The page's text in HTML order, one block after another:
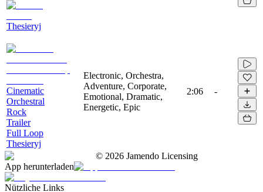
Thesieryj
Cinematic
Orchestral
Rock
Trailer
Full Loop
Thesieryj
Electronic, Orchestra,
Adventure, Corporate,
Emotional, Dramatic,
Energetic, Epic
2:06 -
© 2026 Jamendo Licensing
App herunterladen
Nützliche Links